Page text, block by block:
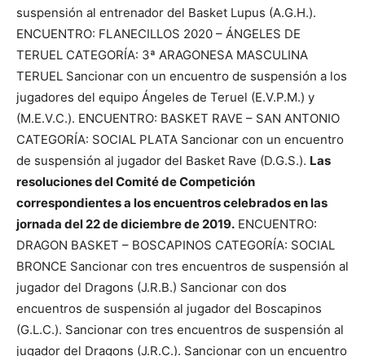
suspensión al entrenador del Basket Lupus (A.G.H.).
ENCUENTRO: FLANECILLOS 2020 – ÁNGELES DE
TERUEL CATEGORÍA: 3ª ARAGONESA MASCULINA
TERUEL Sancionar con un encuentro de suspensión a los
jugadores del equipo Ángeles de Teruel (E.V.P.M.) y
(M.E.V.C.). ENCUENTRO: BASKET RAVE – SAN ANTONIO
CATEGORÍA: SOCIAL PLATA Sancionar con un encuentro
de suspensión al jugador del Basket Rave (D.G.S.). Las
resoluciones del Comité de Competición
correspondientes a los encuentros celebrados en las
jornada del 22 de diciembre de 2019. ENCUENTRO:
DRAGON BASKET – BOSCAPINOS CATEGORÍA: SOCIAL
BRONCE Sancionar con tres encuentros de suspensión al
jugador del Dragons (J.R.B.) Sancionar con dos
encuentros de suspensión al jugador del Boscapinos
(G.L.C.). Sancionar con tres encuentros de suspensión al
jugador del Dragons (J.R.C.). Sancionar con un encuentro